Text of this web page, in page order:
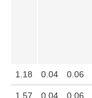
1.18 0.04 0.06
1.57 0.04 0.06